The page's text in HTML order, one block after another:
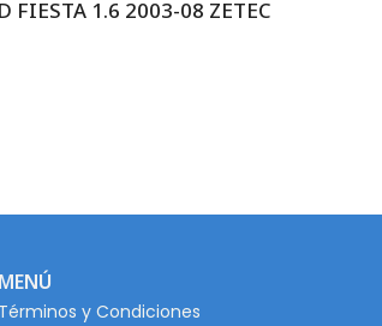
FIESTA 1.6 2003-08 ZETEC
MENÚ
Términos y Condiciones